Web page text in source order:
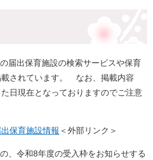
届出保育施設の検索サービスや保育
されています。 なお、掲載内容
日現在となっておりますのでご注意
保育施設情報 ＜外部リンク＞
、令和8年度の受入枠をお知らせする